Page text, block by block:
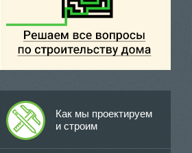
Как мы проектируем
и строим